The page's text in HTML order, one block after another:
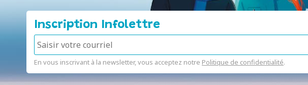
Inscription Infolettre
En vous inscrivant à la newsletter, vous acceptez notre Politique de confidentialité.